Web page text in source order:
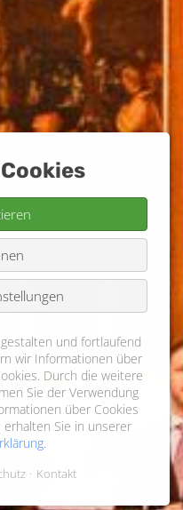
und fortlaufend
wir Informationen über
Durch die weitere
Sie der Verwendung
über Cookies
Sie in unserer
Kontakt